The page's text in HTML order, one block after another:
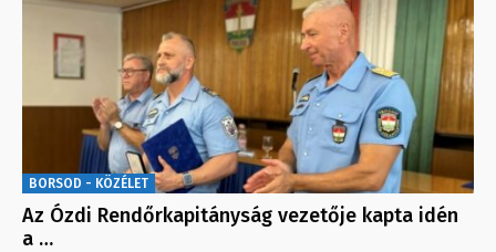
BORSOD - KÖZÉLET
Az Ózdi Rendőrkapitányság vezetője kapta idén
a …